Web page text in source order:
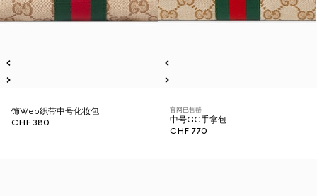
饰Web织带中号化妆包
CHF 380
官网已售罄
中号GG手拿包
CHF 770